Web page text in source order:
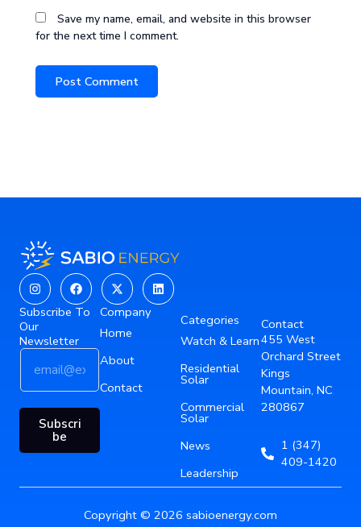
Save my name, email, and website in this browser
for the next time I comment.
InstagramFacebook
X-
twitter
Linkedin
Subscribe To
Our
Newsletter
E
a
i
m
i
E
a
Subscri
be
Company
Home
About
Contact
Categories
Watch & Learn
Residential
Solar
Commercial
Solar
News
Leadership
Contact
455 West
Orchard Street
Kings
Mountain, NC
280867
1 (347)
409-1420
Copyright © 2026 sabioenergy.com